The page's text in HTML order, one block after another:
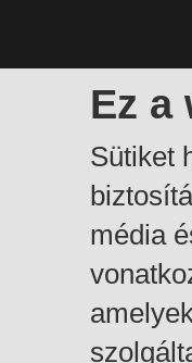
Ez a
Sütiket
média